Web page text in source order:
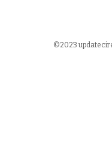
©2023